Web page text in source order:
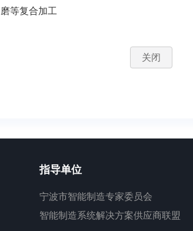
等复合加工
关闭
指导单位
宁波市智能制造专家委员会
智能制造系统解决方案供应商联盟